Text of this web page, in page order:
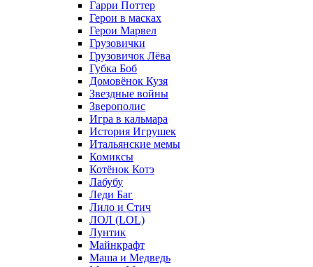
Гарри Поттер
Герои в масках
Герои Марвел
Грузовички
Грузовичок Лёва
Губка Боб
Домовёнок Кузя
Звездные войны
Зверополис
Игра в кальмара
История Игрушек
Итальянские мемы
Комиксы
Котёнок Котэ
Лабубу
Леди Баг
Лило и Стич
ЛОЛ (LOL)
Лунтик
Майнкрафт
Маша и Медведь